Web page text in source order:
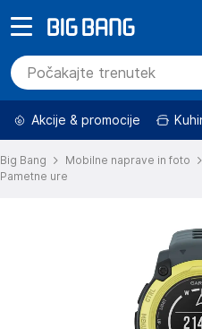
Akcije & promocije
Big Bang Mobilne naprave in foto
Pametne ure